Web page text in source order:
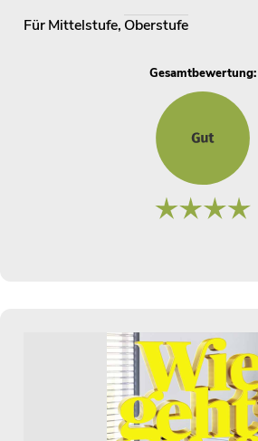
Für Mittelstufe, Oberstufe
Gesamtbewertung: